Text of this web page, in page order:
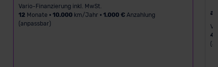
Vario-Finanzierung inkl. MwSt.
12 Monate • 10.000km/Jahr • 1.000 €Anzahlung
(anpassbar)
48